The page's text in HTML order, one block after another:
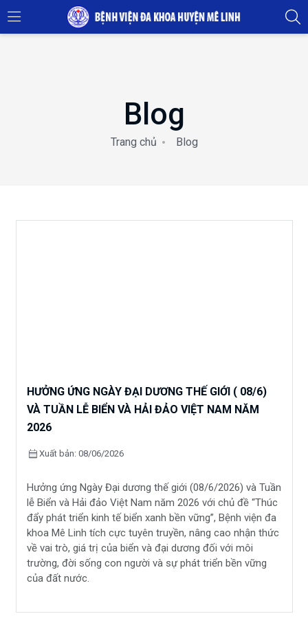
Blog
Trang chủ Blog
HƯỞNG ỨNG NGÀY ĐẠI DƯƠNG THẾ GIỚI ( 08/6)
VÀ TUẦN LỄ BIỂN VÀ HẢI ĐẢO VIỆT NAM NĂM
2026
calendar_month Xuất bản: 08/06/2026
Hưởng ứng Ngày Đại dương thế giới (08/6/2026) và Tuần
lễ Biển và Hải đảo Việt Nam năm 2026 với chủ đề “Thúc
đẩy phát triển kinh tế biển xanh bền vững”, Bệnh viện đa
khoa Mê Linh tích cực tuyên truyền, nâng cao nhận thức
về vai trò, giá trị của biển và đại dương đối với môi
trường, đời sống con người và sự phát triển bền vững
của đất nước.